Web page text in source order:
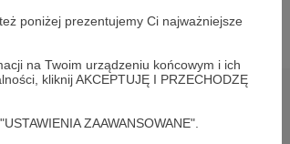
poniżej prezentujemy Ci najważniejsze
na Twoim urządzeniu końcowym i ich
kliknij AKCEPTUJĘ I PRZECHODZĘ
ZAAWANSOWANE".